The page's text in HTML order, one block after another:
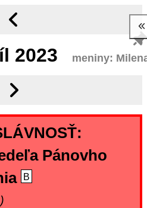
2023 meniny:
Pánovho
B